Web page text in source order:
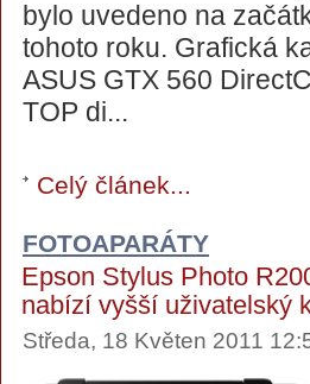
bylo uvedeno na
tohoto roku. Grafická
ASUS GTX 560
TOP di...
Celý článek...
FOTOAPARÁTY
Epson Stylus Photo
nabízí vyšší uživatelský
Středa, 18 Květen 2011